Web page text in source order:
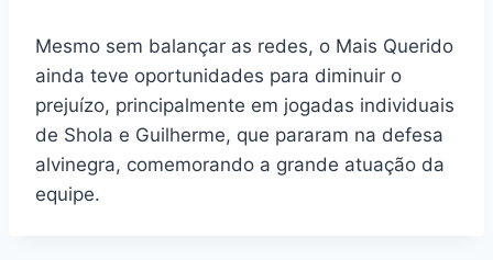
Mesmo sem balançar as redes, o Mais Querido
ainda teve oportunidades para diminuir o
prejuízo, principalmente em jogadas individuais
de Shola e Guilherme, que pararam na defesa
alvinegra, comemorando a grande atuação da
equipe.